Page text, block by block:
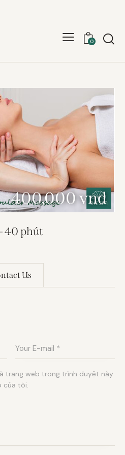
0
400,000 vnd
40 phút
Us
trang web trong trình duyệt này
của tôi.